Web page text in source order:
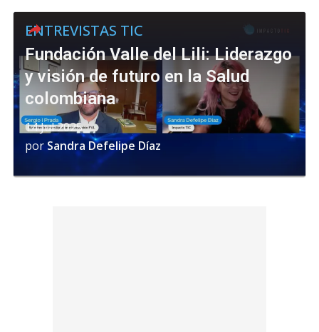
ENTREVISTAS TIC
Fundación Valle del Lili: Liderazgo
y visión de futuro en la Salud
colombiana
14 Jul 2025
porSandra Defelipe Díaz